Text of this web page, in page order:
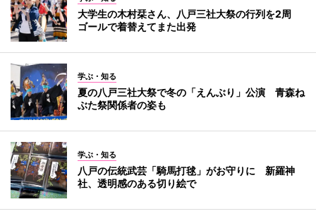
大学生の木村栞さん、八戸三社大祭の行列を2周
ゴールで着替えてまた出発
学ぶ・知る
夏の八戸三社大祭で冬の「えんぶり」公演 青森ね
ぶた祭関係者の姿も
学ぶ・知る
八戸の伝統武芸「騎馬打毬」がお守りに 新羅神
社、透明感のある切り絵で